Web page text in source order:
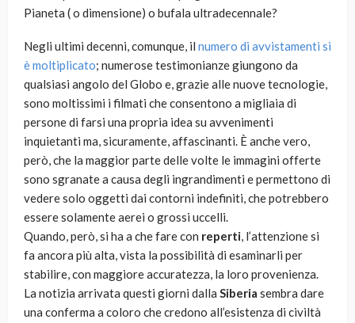
Pianeta ( o dimensione) o bufala ultradecennale?
Negli ultimi decenni, comunque, il numero di avvistamenti si
è moltiplicato; numerose testimonianze giungono da
qualsiasi angolo del Globo e, grazie alle nuove tecnologie,
sono moltissimi i filmati che consentono a migliaia di
persone di farsi una propria idea su avvenimenti
inquietanti ma, sicuramente, affascinanti. È anche vero,
però, che la maggior parte delle volte le immagini offerte
sono sgranate a causa degli ingrandimenti e permettono di
vedere solo oggetti dai contorni indefiniti, che potrebbero
essere solamente aerei o grossi uccelli.
Quando, però, si ha a che fare con reperti, l’attenzione si
fa ancora più alta, vista la possibilità di esaminarli per
stabilire, con maggiore accuratezza, la loro provenienza.
La notizia arrivata questi giorni dalla Siberia sembra dare
una conferma a coloro che credono all’esistenza di civiltà